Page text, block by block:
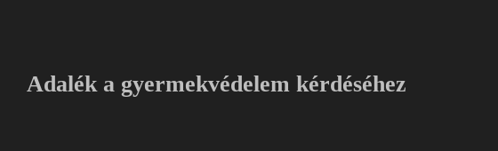
Adalék a gyermekvédelem kérdéséhez